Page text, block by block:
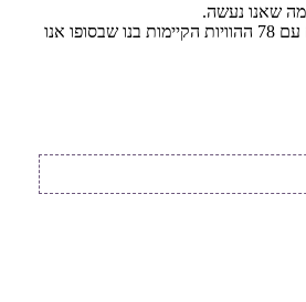
מה שאנו נעשה.
אומנות הקריאה בקלפים הנה אומנות בה אנו נדרשים ללמוד ולהכיר את החיים ואת הדרך בה אנו מממשים את השאיפות והרצונות שלנו. זהו מסע אל עולמנו הפנימי, המשלב מפגשים עם 78 ההוויות הקיימות בנו שבסופו אנו